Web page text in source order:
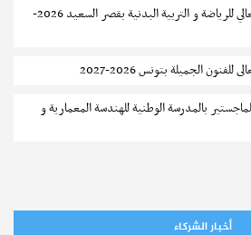
النموذجية - دورة 2026
تسجيل طلبة المعهد العالي للرياضة و التربية البدنية بقصر السعيد 2026-
الجميلة بتونس 2026-2027
بالمدرسة الوطنية للهندسة المعمارية و
أخبار الشركاء